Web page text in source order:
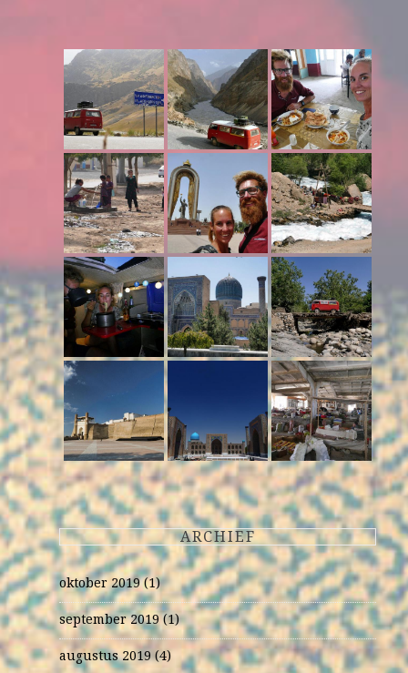
ARCHIEF
oktober 2019(1)
september 2019(1)
augustus 2019 (4)